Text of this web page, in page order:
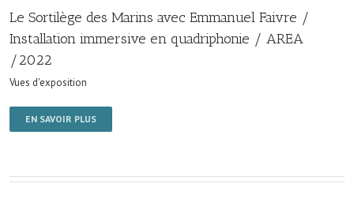
Le Sortilège des Marins avec Emmanuel Faivre /
Installation immersive en quadriphonie / AREA
/2022
Vues d'exposition
EN SAVOIR PLUS